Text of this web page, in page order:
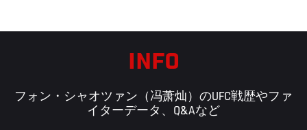
INFO
フォン・シャオツァン（冯萧灿）のUFC戦歴やファ
イターデータ、Q&Aなど